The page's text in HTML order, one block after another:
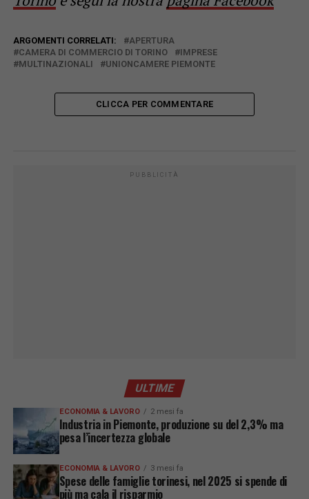
ARGOMENTI CORRELATI:
APERTURA
CAMERA DI COMMERCIO DI TORINO
IMPRESE
MULTINAZIONALI
UNIONCAMERE PIEMONTE
CLICCA PER COMMENTARE
PUBBLICITÀ
ULTIME
ECONOMIA & LAVORO 2 mesi fa
Industria in Piemonte, produzione su del 2,3% ma
pesa l’incertezza globale
ECONOMIA & LAVORO 3 mesi fa
Spese delle famiglie torinesi, nel 2025 si spende di
più ma cala il risparmio